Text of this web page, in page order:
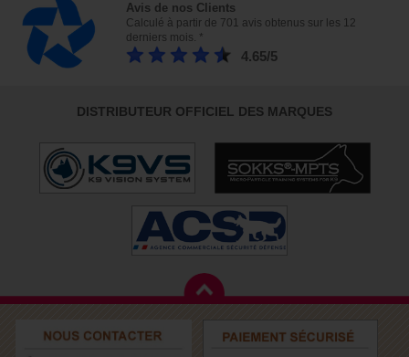
Avis de nos Clients
Calculé à partir de 701 avis obtenus sur les 12
derniers mois. *
4.65/5
DISTRIBUTEUR OFFICIEL DES MARQUES